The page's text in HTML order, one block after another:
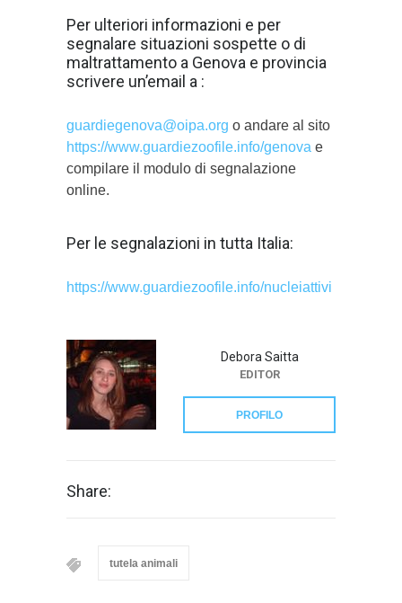
Per ulteriori informazioni e per
segnalare situazioni sospette o di
maltrattamento a Genova e provincia
scrivere un’email a :
guardiegenova@oipa.org o andare al sito
https://www.guardiezoofile.info/genova e
compilare il modulo di segnalazione
online.
Per le segnalazioni in tutta Italia:
https://www.guardiezoofile.info/nucleiattivi
Debora Saitta
EDITOR
PROFILO
Share:
tutela animali